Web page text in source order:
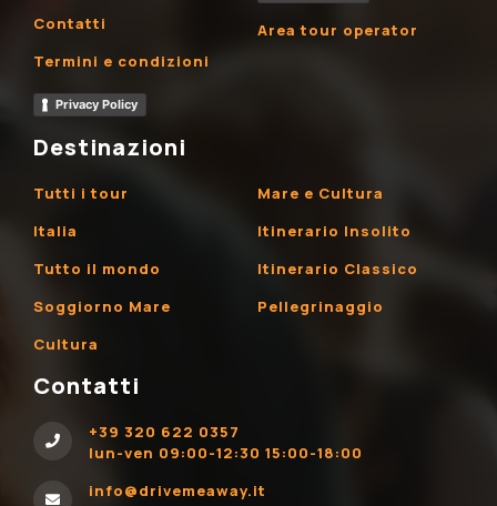
Contatti
Termini e condizioni
Privacy Policy
Area tour operator
Destinazioni
Tutti i tour
Italia
Tutto il mondo
Soggiorno Mare
Cultura
Mare e Cultura
Itinerario Insolito
Itinerario Classico
Pellegrinaggio
Contatti
+39 320 622 0357
lun-ven 09:00-12:30 15:00-18:00
info@drivemeaway.it